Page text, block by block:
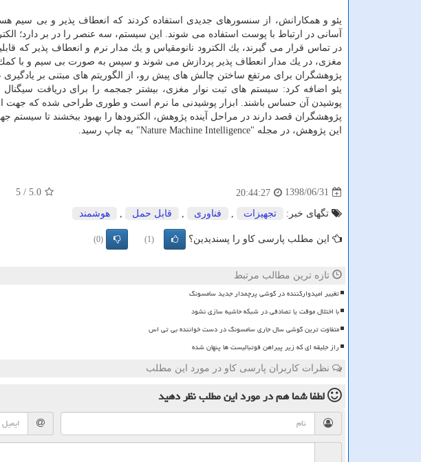
یئو و همكارانش، از سنسورهای جدیدی استفاده كردند كه انعطاف پذیر و بی سیم
آسانی در ارتباط با پوست استفاده می شوند. این سیستم، سه عنصر را در بر دارد؛
در تماس قرار می گیرند، یك الكترود نانومقیاس و یك مدار نرم و انعطاف پذیر كه
مغزی، در یك مدار انعطاف پذیر پردازش می شوند و سپس به صورت بی سیم و با كمك
پژوهشگران برای مرتفع ساختن چالش های پیش رو، از الگوریتم های مبتنی بر یادگیری
یئو اضافه كرد: سیستم های ثبت نوار مغزی، بیشتر جمجمه را برای دریافت
پوشیدن آن حساس باشند. ابزار پوشیدنی ما نرم است و طوری طراحی شده كه جهت
پژوهشگران قصد دارند در مراحل آینده پژوهش، الكترودها را بهبود ببخشند تا سیستم
این پژوهش، در مجله "Nature Machine Intelligence" به چاپ رسید.
1398/06/31
20:44:27
5.0
/ 5
تگهای خبر: تجهیزات فناوری قابل حمل هوشمند
این مطلب پارسی کاو را پسندیدین؟ (1)
(0)
تازه ترین مطالب مرتبط
تغییر امیدوارکننده در گوشی پرچمدار جدید سامسونگ
با اختلال موقت یا تصادفی در شبکه حاشیه سازی نشود
متفاوت ترین گوشی سال جاری سامسونگ در دست خواننده بی تی اس
راز جلیقه ای که زیر پیراهن فوتبالیست ها پنهان شده
نظرات کاربران پارسی کاو در مورد این مطلب
لطفا شما همدر مورد این مطلبنظر دهید